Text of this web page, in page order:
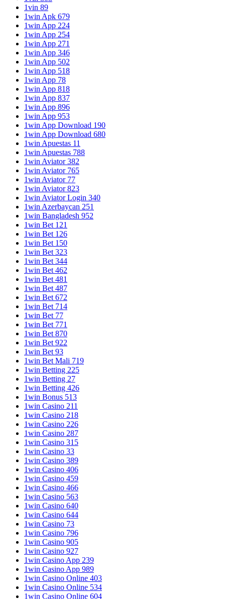
1vin 89
1win Apk 679
1win App 224
1win App 254
1win App 271
1win App 346
1win App 502
1win App 518
1win App 78
1win App 818
1win App 837
1win App 896
1win App 953
1win App Download 190
1win App Download 680
1win Apuestas 11
1win Apuestas 788
1win Aviator 382
1win Aviator 765
1win Aviator 77
1win Aviator 823
1win Aviator Login 340
1win Azerbaycan 251
1win Bangladesh 952
1win Bet 121
1win Bet 126
1win Bet 150
1win Bet 323
1win Bet 344
1win Bet 462
1win Bet 481
1win Bet 487
1win Bet 672
1win Bet 714
1win Bet 77
1win Bet 771
1win Bet 870
1win Bet 922
1win Bet 93
1win Bet Mali 719
1win Betting 225
1win Betting 27
1win Betting 426
1win Bonus 513
1win Casino 211
1win Casino 218
1win Casino 226
1win Casino 287
1win Casino 315
1win Casino 33
1win Casino 389
1win Casino 406
1win Casino 459
1win Casino 466
1win Casino 563
1win Casino 640
1win Casino 644
1win Casino 73
1win Casino 796
1win Casino 905
1win Casino 927
1win Casino App 239
1win Casino App 989
1win Casino Online 403
1win Casino Online 534
1win Casino Online 604